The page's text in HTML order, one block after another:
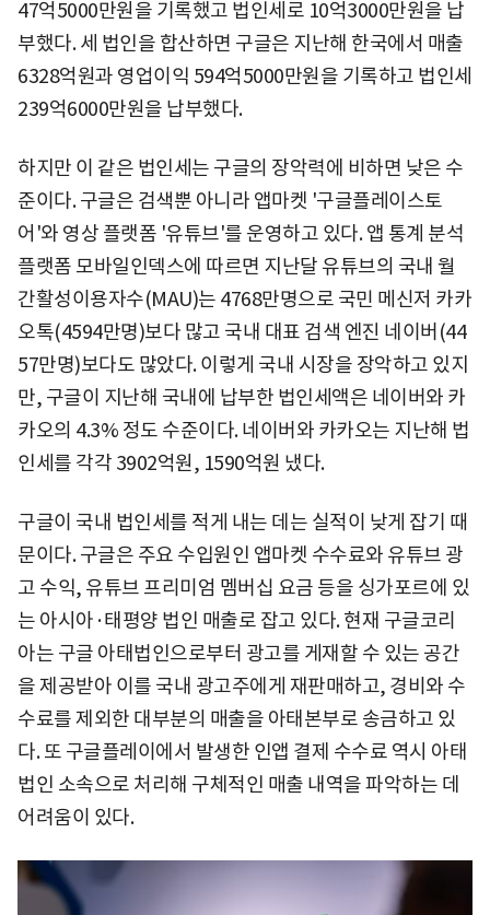
47억5000만원을 기록했고 법인세로 10억3000만원을 납
부했다. 세 법인을 합산하면 구글은 지난해 한국에서 매출
6328억원과 영업이익 594억5000만원을 기록하고 법인세
239억6000만원을 납부했다.
하지만 이 같은 법인세는 구글의 장악력에 비하면 낮은 수
준이다. 구글은 검색뿐 아니라 앱마켓 '구글플레이스토
어'와 영상 플랫폼 '유튜브'를 운영하고 있다. 앱 통계 분석
플랫폼 모바일인덱스에 따르면 지난달 유튜브의 국내 월
간활성이용자수(MAU)는 4768만명으로 국민 메신저 카카
오톡(4594만명)보다 많고 국내 대표 검색 엔진 네이버(44
57만명)보다도 많았다. 이렇게 국내 시장을 장악하고 있지
만, 구글이 지난해 국내에 납부한 법인세액은 네이버와 카
카오의 4.3% 정도 수준이다. 네이버와 카카오는 지난해 법
인세를 각각 3902억원, 1590억원 냈다.
구글이 국내 법인세를 적게 내는 데는 실적이 낮게 잡기 때
문이다. 구글은 주요 수입원인 앱마켓 수수료와 유튜브 광
고 수익, 유튜브 프리미엄 멤버십 요금 등을 싱가포르에 있
는 아시아·태평양 법인 매출로 잡고 있다. 현재 구글코리
아는 구글 아태법인으로부터 광고를 게재할 수 있는 공간
을 제공받아 이를 국내 광고주에게 재판매하고, 경비와 수
수료를 제외한 대부분의 매출을 아태본부로 송금하고 있
다. 또 구글플레이에서 발생한 인앱 결제 수수료 역시 아태
법인 소속으로 처리해 구체적인 매출 내역을 파악하는 데
어려움이 있다.